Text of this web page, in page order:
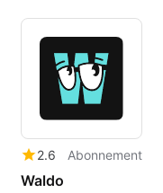
2.6 Abonnement
Waldo